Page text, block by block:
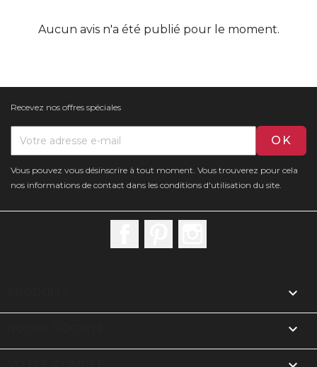
Aucun avis n'a été publié pour le moment.
Recevez nos offres spéciales
Vous pouvez vous désinscrire à tout moment. Vous trouverez pour cela
nos informations de contact dans les conditions d'utilisation du site.

